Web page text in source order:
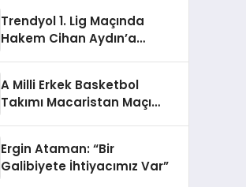
Trendyol 1. Lig Maçında
Hakem Cihan Aydın’a
A Milli Erkek Basketbol
Takımı Macaristan Maçı
Ergin Ataman: “Bir
Galibiyete İhtiyacımız Var”